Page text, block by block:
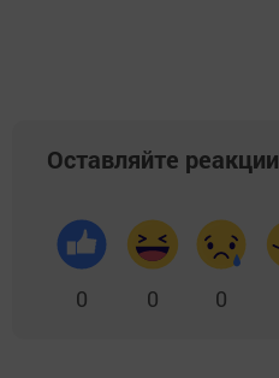
Оставляйте реакции
0 0 0